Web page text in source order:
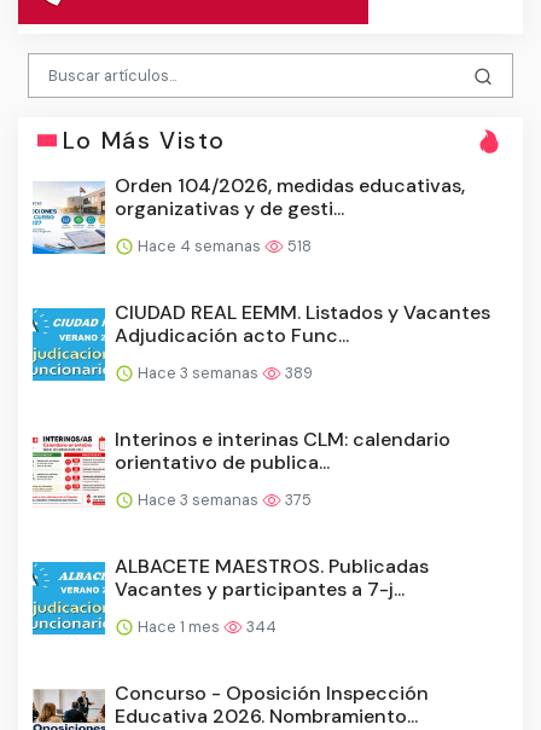
Lo Más Visto
Orden 104/2026, medidas educativas,
organizativas y de gesti...
Hace 4 semanas 518
CIUDAD REAL EEMM. Listados y Vacantes
Adjudicación acto Func...
Hace 3 semanas 389
Interinos e interinas CLM: calendario
orientativo de publica...
Hace 3 semanas 375
ALBACETE MAESTROS. Publicadas
Vacantes y participantes a 7-j...
Hace 1 mes 344
Concurso - Oposición Inspección
Educativa 2026. Nombramiento...